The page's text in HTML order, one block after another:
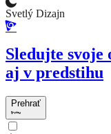
Svetlý Dizajn
Sledujte svoje
aj v predstihu
Prehrať